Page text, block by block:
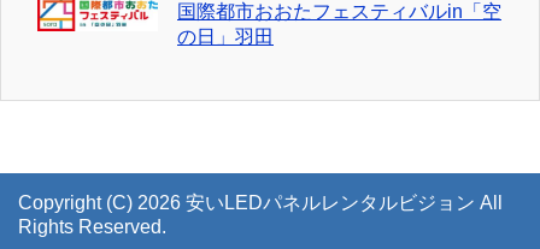
国際都市おおたフェスティバルin「空
の日」羽田
Copyright (C) 2026 安いLEDパネルレンタルビジョン All
Rights Reserved.